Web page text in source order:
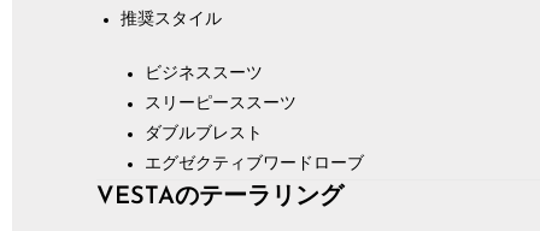
推奨スタイル
ビジネススーツ
スリーピーススーツ
ダブルブレスト
エグゼクティブワードローブ
VESTAのテーラリング